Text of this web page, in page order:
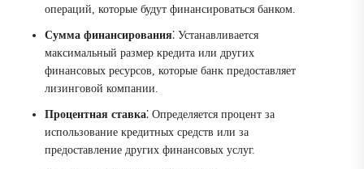
операций, которые будут финансироваться банком.
Сумма финансирования⁚ Устанавливается
максимальный размер кредита или других
финансовых ресурсов, которые банк предоставляет
лизинговой компании.
Процентная ставка⁚ Определяется процент за
использование кредитных средств или за
предоставление других финансовых услуг.